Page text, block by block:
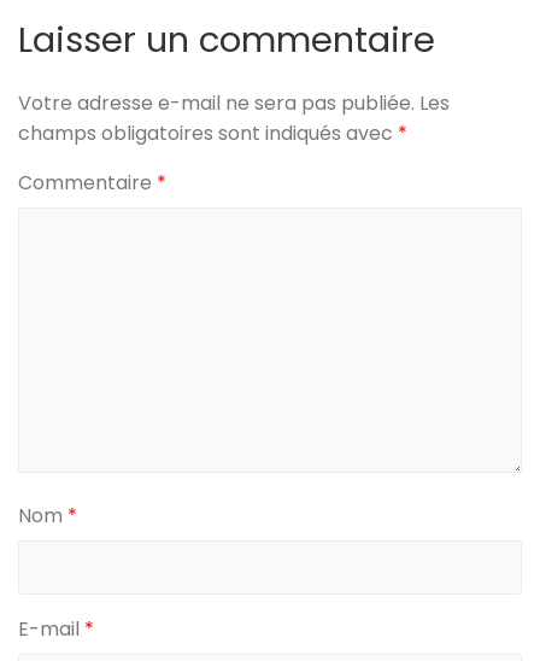
Laisser un commentaire
Votre adresse e-mail ne sera pas publiée. Les
champs obligatoires sont indiqués avec *
Commentaire *
Nom *
E-mail *